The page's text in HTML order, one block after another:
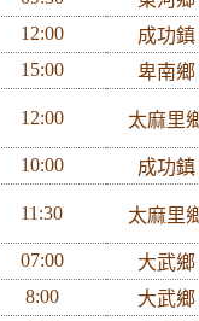
12:00
成功鎮
15:00 卑南鄉
12:00 太麻里
10:00 成功鎮
11:30 太麻里
07:00
大武鄉
8:00
大武鄉